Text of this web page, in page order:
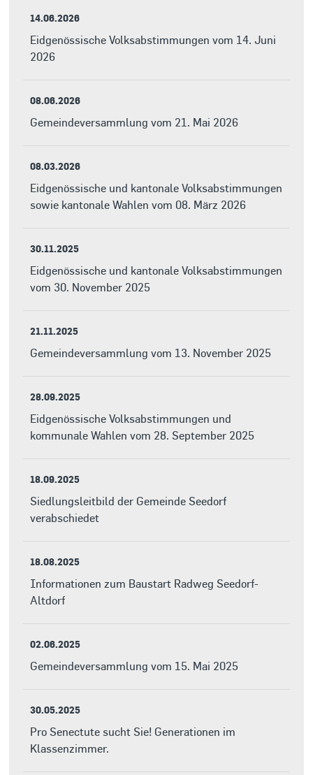
14.06.2026
Eidgenössische Volksabstimmungen vom 14. Juni
2026
08.06.2026
Gemeindeversammlung vom 21. Mai 2026
08.03.2026
Eidgenössische und kantonale Volksabstimmungen
sowie kantonale Wahlen vom 08. März 2026
30.11.2025
Eidgenössische und kantonale Volksabstimmungen
vom 30. November 2025
21.11.2025
Gemeindeversammlung vom 13. November 2025
28.09.2025
Eidgenössische Volksabstimmungen und
kommunale Wahlen vom 28. September 2025
18.09.2025
Siedlungsleitbild der Gemeinde Seedorf
verabschiedet
18.08.2025
Informationen zum Baustart Radweg Seedorf-
Altdorf
02.06.2025
Gemeindeversammlung vom 15. Mai 2025
30.05.2025
Pro Senectute sucht Sie! Generationen im
Klassenzimmer.